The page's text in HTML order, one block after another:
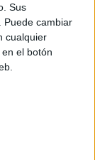
Sus
Puede cambiar
cualquier
el botón